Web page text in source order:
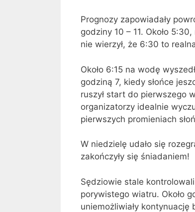
Prognozy zapowiadały
godziny 10 – 11. Około
nie wierzył, że 6:30 to
Około 6:15 na wodę
godziną 7, kiedy słońce
ruszył start do pierwszego
organizatorzy idealnie
pierwszych promieniach
W niedzielę udało się
zakończyły się śniadaniem!
Sędziowie stale
porywistego wiatru. Około
uniemożliwiały